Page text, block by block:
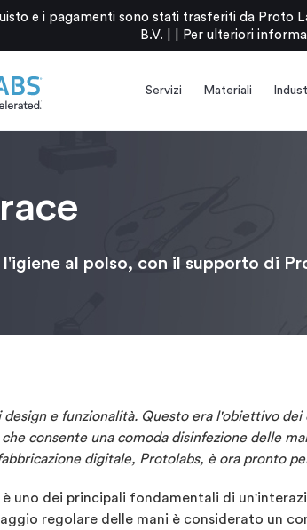
e i pagamenti sono stati trasferiti da Proto
B.V. |
Per ulteriori
Servizi Materiali
l'igiene al polso, con il supporto di
design e funzionalità. Questo era l'obiettivo
consente una comoda disinfezione delle
digitale, Protolabs, è ora pronto
uno dei principali fondamentali di
regolare delle mani è considerato un